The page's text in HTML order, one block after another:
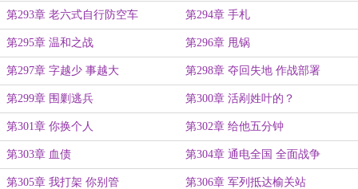
第293章 老六式自行防空车 第294章 手札
第295章 温和之战 第296章 甩锅
第297章 字越少 事越大 第298章 夺回失地 作战部署
第299章 围剿逃兵 第300章 活剐姓叶的？
第301章 你换个人 第302章 给他五分钟
第303章 血债 第304章 通电全国 全面战争
第305章 我打架 你别管 第306章 军列抵达榆关站